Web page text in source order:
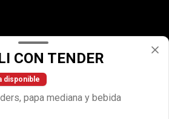
+56950183243
CON TENDER
disponible
papa mediana y bebida